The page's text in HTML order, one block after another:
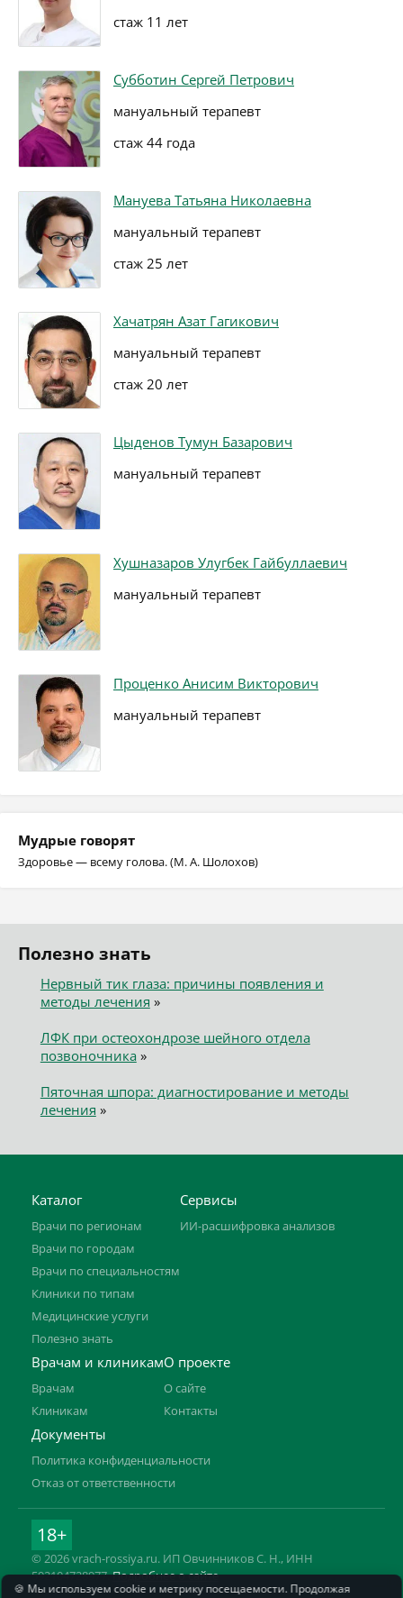
стаж 11 лет
Субботин Сергей Петрович
мануальный терапевт
стаж 44 года
Мануева Татьяна Николаевна
мануальный терапевт
стаж 25 лет
Хачатрян Азат Гагикович
мануальный терапевт
стаж 20 лет
Цыденов Тумун Базарович
мануальный терапевт
Хушназаров Улугбек Гайбуллаевич
мануальный терапевт
Проценко Анисим Викторович
мануальный терапевт
Мудрые говорят
Здоровье — всему голова. (М. А. Шолохов)
Полезно знать
Нервный тик глаза: причины появления и
методы лечения »
ЛФК при остеохондрозе шейного отдела
позвоночника»
Пяточная шпора: диагностирование и методы
лечения »
Каталог
Врачи по регионам
Врачи по городам
Врачи по специальностям
Клиники по типам
Медицинские услуги
Полезно знать
Сервисы
ИИ-расшифровка анализов
Врачам и клиникам
Врачам
Клиникам
О проекте
О сайте
Контакты
Документы
Политика конфиденциальности
Отказ от ответственности
18+
© 2026 vrach-rossiya.ru. ИП Овчинников С. Н., ИНН
592104728977.Подробнее о сайте
🍪 Мы используем cookie и метрику посещаемости. Продолжая